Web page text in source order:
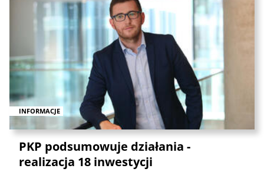
INFORMACJE
PKP podsumowuje działania -
realizacja 18 inwestycji